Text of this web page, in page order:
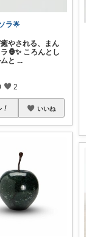
ラ🌟
やされる、まん
🦍✨ ころんとし
と ...
2
いいね